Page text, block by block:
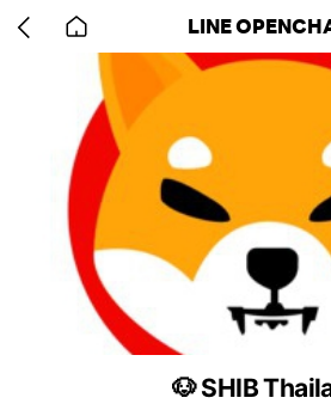
back
to
home
LINE
🐶 SHIB